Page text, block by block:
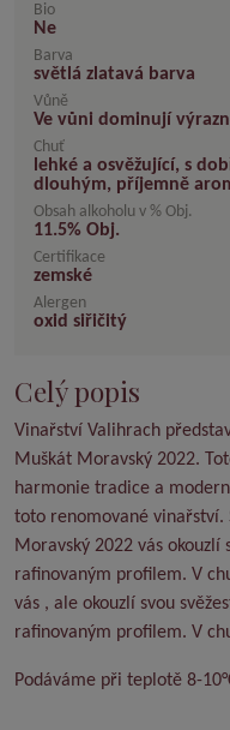
Bio
Ne
Barva
světlá zlatavá barva
Vůně
Ve vůni dominují
Chuť
lehké a osvěžující, s
dlouhým, příjemně
Obsah alkoholu v % Obj.
11.5% Obj.
Certifikace
zemské
Alergen
oxid siřičitý
Celý popis
Vinařství Valihrach
Muškát Moravský 2022.
harmonie tradice a
toto renomované vinařství.
Moravský 2022 vás
rafinovaným profilem. V
vás , ale okouzlí svou
rafinovaným profilem. V
Podáváme při teplotě 8-